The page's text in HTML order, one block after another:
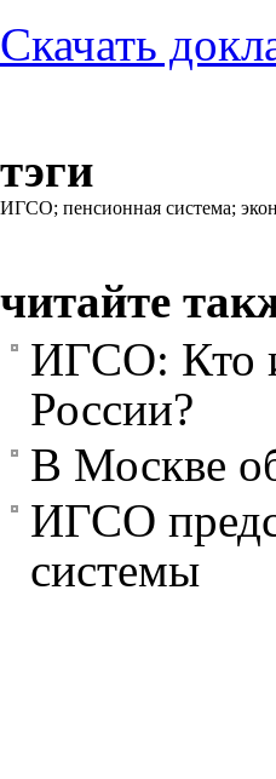
Скачать
тэги
ИГСО; пенсионная система;
читайте
ИГСО: Кто и
России?
В Москве
ИГСО
системы